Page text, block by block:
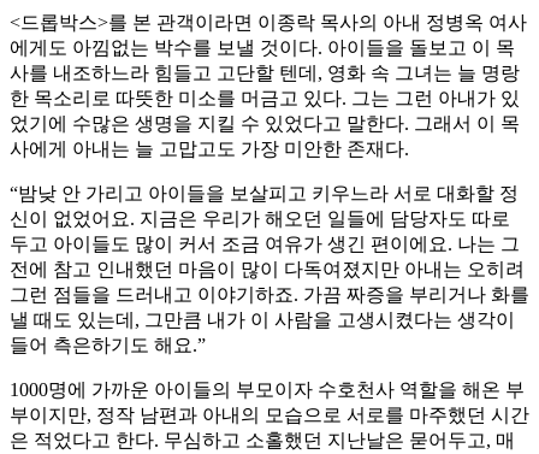
<드롭박스>를 본 관객이라면 이종락 목사의 아내 정병옥 여사
에게도 아낌없는 박수를 보낼 것이다. 아이들을 돌보고 이 목
사를 내조하느라 힘들고 고단할 텐데, 영화 속 그녀는 늘 명랑
한 목소리로 따뜻한 미소를 머금고 있다. 그는 그런 아내가 있
었기에 수많은 생명을 지킬 수 있었다고 말한다. 그래서 이 목
사에게 아내는 늘 고맙고도 가장 미안한 존재다.
“밤낮 안 가리고 아이들을 보살피고 키우느라 서로 대화할 정
신이 없었어요. 지금은 우리가 해오던 일들에 담당자도 따로
두고 아이들도 많이 커서 조금 여유가 생긴 편이에요. 나는 그
전에 참고 인내했던 마음이 많이 다독여졌지만 아내는 오히려
그런 점들을 드러내고 이야기하죠. 가끔 짜증을 부리거나 화를
낼 때도 있는데, 그만큼 내가 이 사람을 고생시켰다는 생각이
들어 측은하기도 해요.”
1000명에 가까운 아이들의 부모이자 수호천사 역할을 해온 부
부이지만, 정작 남편과 아내의 모습으로 서로를 마주했던 시간
은 적었다고 한다. 무심하고 소홀했던 지난날은 묻어두고, 매